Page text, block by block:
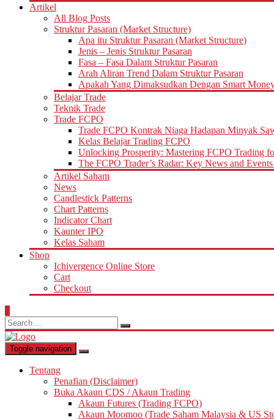
Artikel
All Blog Posts
Struktur Pasaran (Market Structure)
Apa itu Struktur Pasaran (Market Structure)
Jenis – Jenis Struktur Pasaran
Fasa – Fasa Dalam Struktur Pasaran
Arah Aliran Trend Dalam Struktur Pasaran
Apakah Yang Dimaksudkan Dengan Smart
Belajar Trade
Teknik Trade
Trade FCPO
Trade FCPO Kontrak Niaga Hadapan Minyak
Kelas Belajar Trading FCPO
Unlocking Prosperity: Mastering FCPO Trading
The FCPO Trader’s Radar: Key News and
Artikel Saham
News
Candlestick Patterns
Chart Patterns
Indicator Chart
Kaunter IPO
Kelas Saham
Shop
Ichivergence Online Store
Cart
Checkout
Search
for:
Toggle navigation
Tentang
Penafian (Disclaimer)
Buka Akaun CDS / Akaun Trading
Akaun Futures (Trading FCPO)
Akaun Moomoo (Trade Saham Malaysia & US